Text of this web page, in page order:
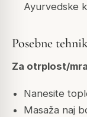
Ayurvedske
Posebne
Za otrplost/
Nanesite
Masaža naj